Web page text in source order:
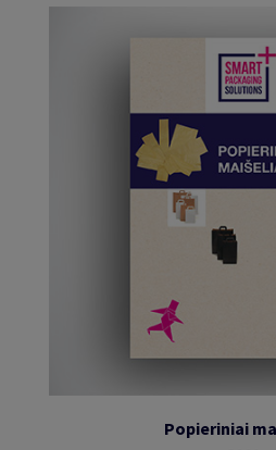
Popieriniai